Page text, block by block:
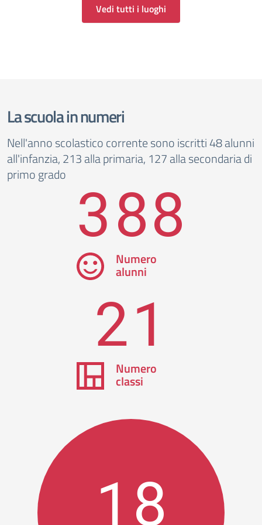
Vedi tutti i luoghi
La scuola in numeri
Nell'anno scolastico corrente sono iscritti 48 alunni
all'infanzia, 213 alla primaria, 127 alla secondaria di
primo grado
388
Numero
alunni
21
Numero
classi
18